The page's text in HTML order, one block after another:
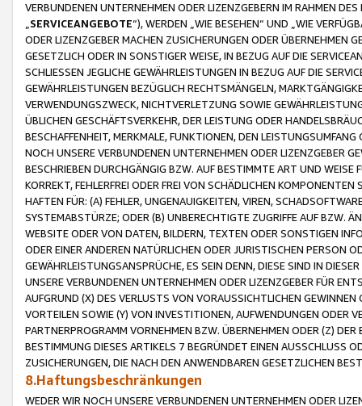
VERBUNDENEN UNTERNEHMEN ODER LIZENZGEBERN IM RAHMEN
SERVICEANGEBOTE“), WERDEN „WIE BESEHEN“ UND „WIE
ODER LIZENZGEBER MACHEN ZUSICHERUNGEN ODER ÜBERNEHMEN
GESETZLICH ODER IN SONSTIGER WEISE, IN BEZUG AUF DIE
SCHLIESSEN JEGLICHE GEWÄHRLEISTUNGEN IN BEZUG AUF DIE
GEWÄHRLEISTUNGEN BEZÜGLICH RECHTSMÄNGELN,
VERWENDUNGSZWECK, NICHTVERLETZUNG SOWIE
ÜBLICHEN GESCHÄFTSVERKEHR, DER LEISTUNG ODER
BESCHAFFENHEIT, MERKMALE, FUNKTIONEN, DEN
NOCH UNSERE VERBUNDENEN UNTERNEHMEN ODER LIZENZGEBER
BESCHRIEBEN DURCHGÄNGIG BZW. AUF BESTIMMTE ART UND
KORREKT, FEHLERFREI ODER FREI VON SCHÄDLICHEN
HAFTEN FÜR: (A) FEHLER, UNGENAUIGKEITEN, VIREN,
SYSTEMABSTÜRZE; ODER (B) UNBERECHTIGTE ZUGRIFFE AUF BZW.
WEBSITE ODER VON DATEN, BILDERN, TEXTEN ODER SONSTIGEN
ODER EINER ANDEREN NATÜRLICHEN ODER JURISTISCHEN PERSON
GEWÄHRLEISTUNGSANSPRÜCHE, ES SEIN DENN, DIESE SIND IN
UNSERE VERBUNDENEN UNTERNEHMEN ODER LIZENZGEBER FÜR
AUFGRUND (X) DES VERLUSTS VON VORAUSSICHTLICHEN
VORTEILEN SOWIE (Y) VON INVESTITIONEN, AUFWENDUNGEN ODER
PARTNERPROGRAMM VORNEHMEN BZW. ÜBERNEHMEN ODER (Z)
BESTIMMUNG DIESES ARTIKELS 7 BEGRÜNDET EINEN AUSSCHLUSS
ZUSICHERUNGEN, DIE NACH DEN ANWENDBAREN GESETZLICHEN
8.Haftungsbeschränkungen
WEDER WIR NOCH UNSERE VERBUNDENEN UNTERNEHMEN ODER